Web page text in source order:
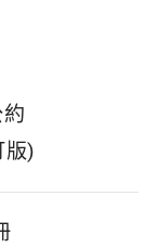
版)